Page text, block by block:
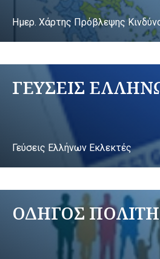
Ημερ. Χάρτης Πρόβλεψης
ΓΕΥΣΕΙΣ
Γεύσεις Ελλήνων Εκλεκτές
ΟΔΗΓΟΣ ΠΟΛΙΤΗ